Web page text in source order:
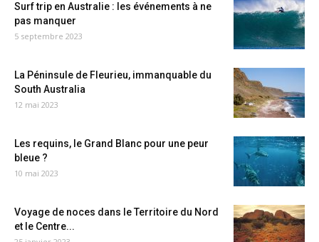
Surf trip en Australie : les événements à ne
pas manquer
5 septembre 2023
La Péninsule de Fleurieu, immanquable du
South Australia
12 mai 2023
Les requins, le Grand Blanc pour une peur
bleue ?
10 mai 2023
Voyage de noces dans le Territoire du Nord
et le Centre...